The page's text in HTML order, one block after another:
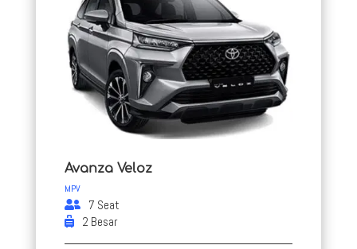
Avanza Veloz
MPV
7 Seat
2 Besar